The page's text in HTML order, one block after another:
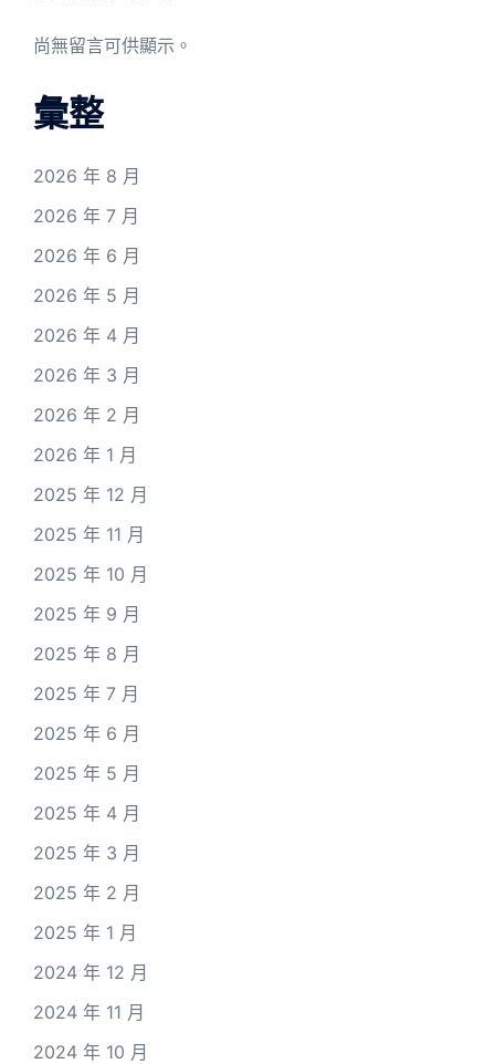
尚無留言可供顯示。
彙整
2026 年 8 月
2026 年 7 月
2026 年 6 月
2026 年 5 月
2026 年 4 月
2026 年 3 月
2026 年 2 月
2026 年 1 月
2025 年 12 月
2025 年 11 月
2025 年 10 月
2025 年 9 月
2025 年 8 月
2025 年 7 月
2025 年 6 月
2025 年 5 月
2025 年 4 月
2025 年 3 月
2025 年 2 月
2025 年 1 月
2024 年 12 月
2024 年 11 月
2024 年 10 月